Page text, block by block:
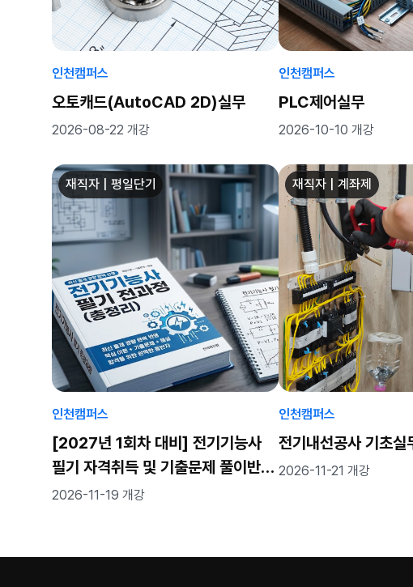
인천캠퍼스
오토캐드(AutoCAD 2D)실무
2026-08-22 개강
인천캠퍼스
PLC제어실무
2026-10-10 개강
재직자 | 평일단기
인천캠퍼스
[2027년 1회차 대비] 전기기능사
필기 자격취득 및 기출문제 풀이반
(월~금) (82h)
2026-11-19 개강
재직자 | 계좌제
인천캠퍼스
전기내선공사 기초실
2026-11-21 개강